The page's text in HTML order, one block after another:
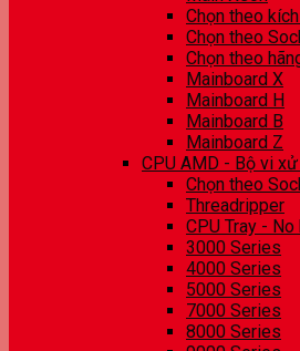
Chọn theo
Chọn theo
Chọn theo
Mainboard X
Mainboard H
Mainboard B
Mainboard Z
CPU AMD - Bộ vi
Chọn theo
Threadripper
CPU Tray - No
3000 Series
4000 Series
5000 Series
7000 Series
8000 Series